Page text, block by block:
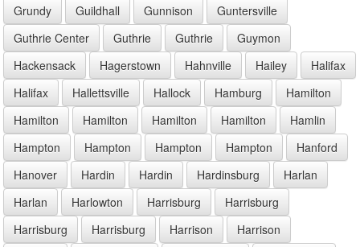
Grundy
Guildhall Gunnison
Guntersville
Guthrie Center
Guthrie Guthrie
Guymon
Hackensack
Hagerstown Hahnville Hailey
Halifax
Halifax
Hallettsville Hallock Hamburg
Hamilton
Hamilton
Hamilton Hamilton Hamilton
Hamlin
Hampton
Hampton Hampton Hampton
Hanford
Hanover
Hardin Hardin Hardinsburg
Harlan
Harlan
Harlowton Harrisburg
Harrisburg
Harrisburg
Harrisburg Harrison
Harrison